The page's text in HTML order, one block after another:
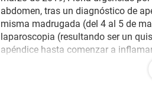
abdomen, tras un diagnóstico de
misma madrugada (del 4 al 5 de
laparoscopia (resultando ser un
apéndice hasta comenzar a
recuperación favorable en el